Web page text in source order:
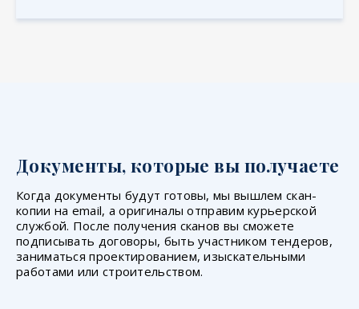
Документы, которые вы получаете
Когда документы будут готовы, мы вышлем скан-
копии на email, а оригиналы отправим курьерской
службой. После получения сканов вы сможете
подписывать договоры, быть участником тендеров,
заниматься проектированием, изыскательными
работами или строительством.